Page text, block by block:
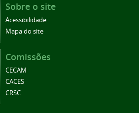
Sobre o site
Acessibilidade
Mapa do site
Comissões
CECAM
CACES
CRSC